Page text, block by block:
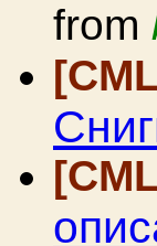
from